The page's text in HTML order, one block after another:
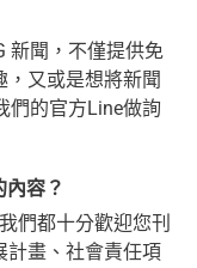
新聞，不僅提供免
，又或是想將新聞
們的官方Line做詢
內容？
們都十分歡迎您刊
計畫、社會責任項